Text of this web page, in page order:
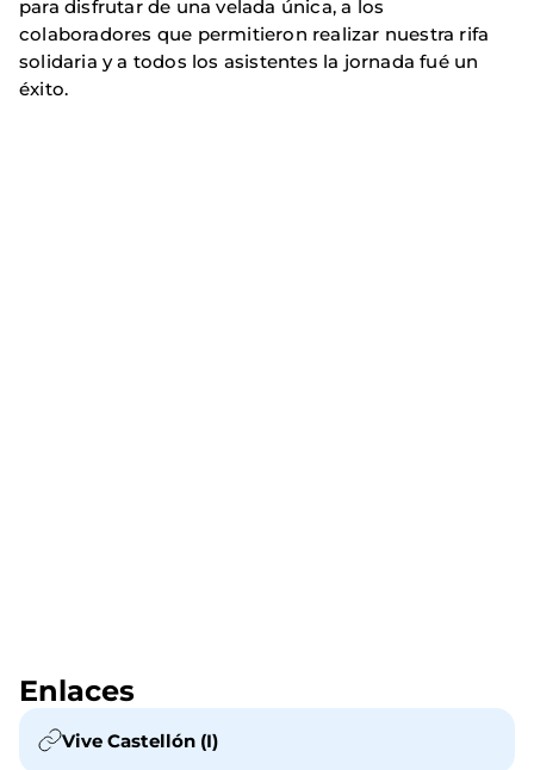
para disfrutar de una velada única, a los
colaboradores que permitieron realizar nuestra rifa
solidaria y a todos los asistentes la jornada fué un
éxito.
Enlaces
Vive Castellón (I)